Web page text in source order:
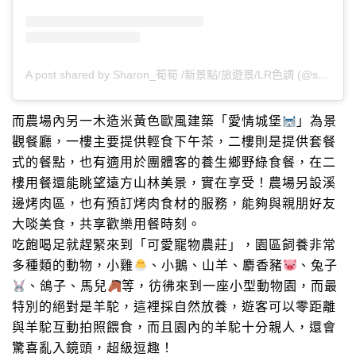
A post shared by Sharon_筍筍 /新景點/旅遊景/LR色調 (@sharon_mylife813)
而農場內另一木造米黃色歐風建築「愛情城堡
」為景
觀餐廳，一樓主要提供輕食下午茶，二樓則是提供套餐
式的餐點，也有適用於團體客的養生鄉野綠食餐，在二
樓用餐還能眺望遠方山林美景，實在享受！農場另設溪
邊烤肉區，也有預訂烤肉食材的服務，能夠與親朋好友
大啖美食，共享歡樂用餐時刻。
吃飽喝足就趕緊來到「可愛寵物農莊」，園區飼養非常
多種類的動物，小雞
、小鵝、山羊、麝香豬
、兔子
、鴿子、馬兒
等，彷彿來到一座小型動物園，而最
特別的絕對是羊駝，這裡採自然放養，遊客可以零距離
與羊駝互動拍照餵食，而且園內的羊駝十分親人，還會
驚喜亂入鏡頭，超級逗趣！